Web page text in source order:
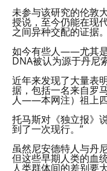
未参与该研究的伦敦
授说，至今仍能在现
之间异种交配的证据
如今有些人——尤其
DNA被认为源于丹尼
近年来发现了大量表
据，包括一名来自罗
人——本网注）祖上
托马斯对《独立报》
到了一次现行。”
虽然尼安德特人与丹
但这些早期人类的血
人类群体间的差别要